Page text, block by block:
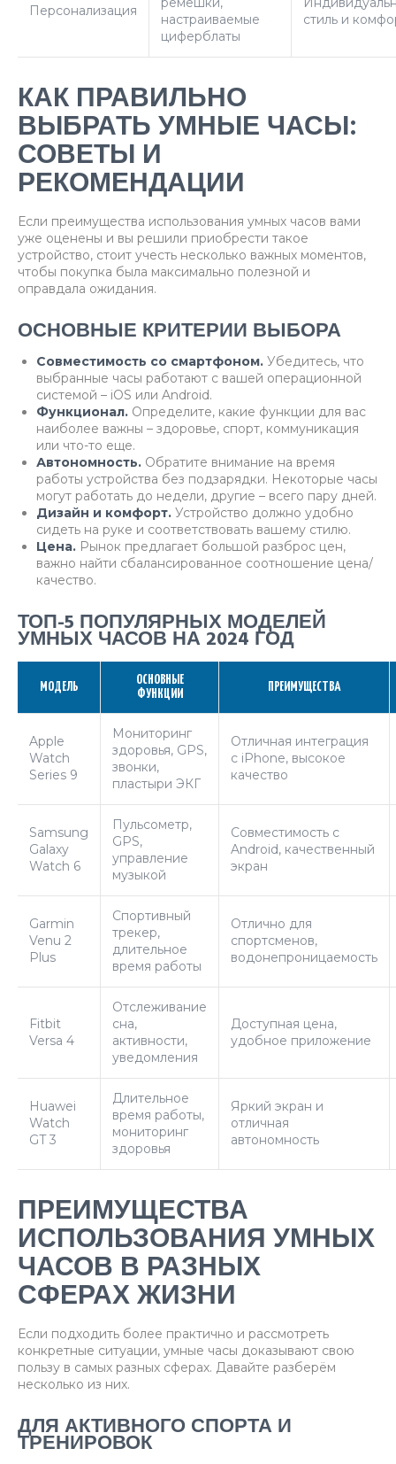
Персонализация
настраиваемые
циферблаты
стиль и
КАК ПРАВИЛЬНО
ВЫБРАТЬ УМНЫЕ ЧАСЫ:
СОВЕТЫ И
РЕКОМЕНДАЦИИ
Если преимущества использования умных часов вами
уже оценены и вы решили приобрести такое
устройство, стоит учесть несколько важных моментов,
чтобы покупка была максимально полезной и
оправдала ожидания.
ОСНОВНЫЕ КРИТЕРИИ ВЫБОРА
Совместимость со смартфоном. Убедитесь, что
выбранные часы работают с вашей операционной
системой – iOS или Android.
Функционал. Определите, какие функции для вас
наиболее важны – здоровье, спорт, коммуникация
или что-то еще.
Автономность. Обратите внимание на время
работы устройства без подзарядки. Некоторые часы
могут работать до недели, другие – всего пару дней.
Дизайн и комфорт. Устройство должно удобно
сидеть на руке и соответствовать вашему стилю.
Цена. Рынок предлагает большой разброс цен,
важно найти сбалансированное соотношение цена/
качество.
ТОП-5 ПОПУЛЯРНЫХ МОДЕЛЕЙ
УМНЫХ ЧАСОВ НА 2024 ГОД
МОДЕЛЬ
ОСНОВНЫЕ
ФУНКЦИИ
ПРЕИМУЩЕСТВА
Apple
Watch
Series 9
Мониторинг
здоровья, GPS,
звонки,
пластыри ЭКГ
Отличная интеграция
с iPhone, высокое
качество
Samsung
Galaxy
Watch 6
Пульсометр,
GPS,
управление
музыкой
Совместимость с
Android, качественный
экран
Garmin
Venu 2
Plus
Спортивный
трекер,
длительное
время работы
Отлично для
спортсменов,
водонепроницаемость
Fitbit
Versa 4
Отслеживание
сна,
активности,
уведомления
Доступная цена,
удобное приложение
Huawei
Watch
GT 3
Длительное
время работы,
мониторинг
здоровья
Яркий экран и
отличная
автономность
ПРЕИМУЩЕСТВА
ИСПОЛЬЗОВАНИЯ УМНЫХ
ЧАСОВ В РАЗНЫХ
СФЕРАХ ЖИЗНИ
Если подходить более практично и рассмотреть
конкретные ситуации, умные часы доказывают свою
пользу в самых разных сферах. Давайте разберём
несколько из них.
ДЛЯ АКТИВНОГО СПОРТА И
ТРЕНИРОВОК